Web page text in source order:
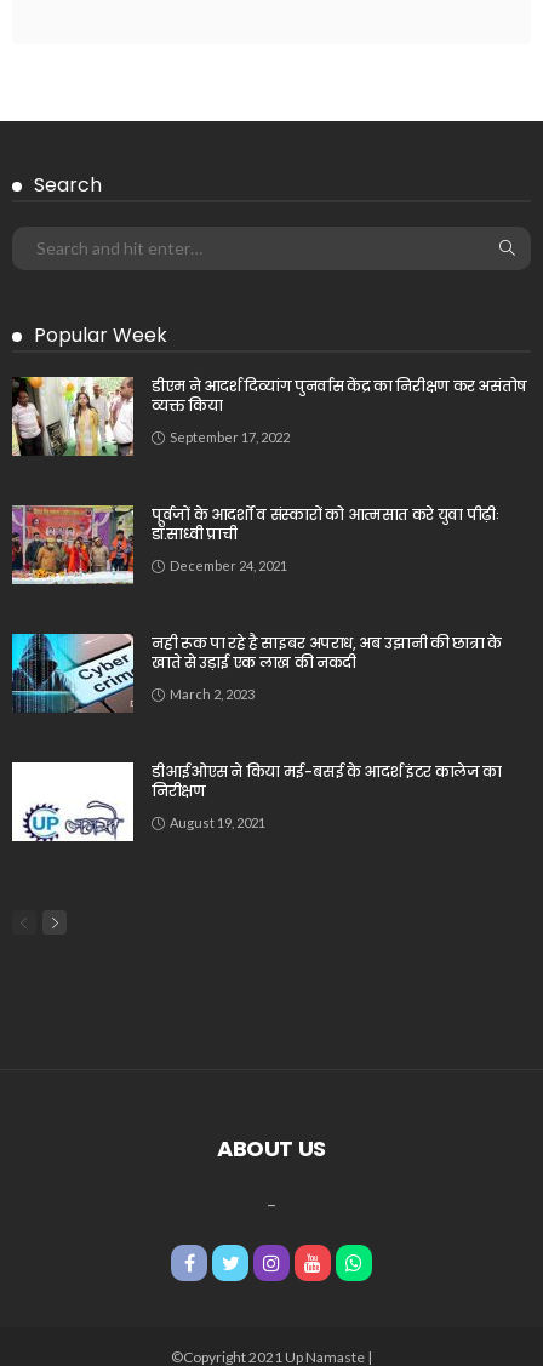
Search
Popular Week
डीएम ने आदर्श दिव्यांग पुनर्वास केंद्र का निरीक्षण कर असंतोष
व्यक्त किया
September 17, 2022
पूर्वजों के आदर्शों व संस्कारों को आत्मसात करे युवा पीढ़ीः
डॉ.साध्वी प्राची
December 24, 2021
नही रूक पा रहे है साइबर अपराध, अब उझानी की छात्रा के
खाते से उड़ाई एक लाख की नकदी
March 2, 2023
डीआईओएस ने किया मई-बसई के आदर्श इंटर कालेज का
निरीक्षण
August 19, 2021
ABOUT US
©Copyright 2021 Up Namaste |